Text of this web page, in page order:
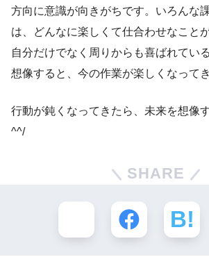
方向に意識が向きがちです。いろんな
は、どんなに楽しくて仕合わせなこと
自分だけでなく周りからも喜ばれてい
想像すると、今の作業が楽しくなって
行動が鈍くなってきたら、未来を想像
^^/
SHARE